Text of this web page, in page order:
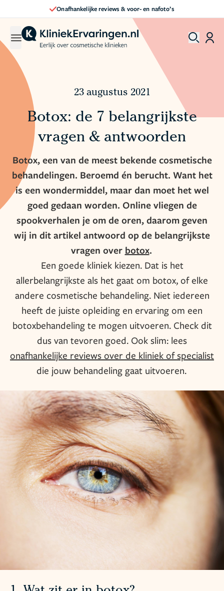
Direct een afspraak maken
23 augustus 2021
Botox: de 7 belangrijkste
vragen & antwoorden
Botox, een van de meest bekende cosmetische
behandelingen. Beroemd én berucht. Want het
is een wondermiddel, maar dan moet het wel
goed gedaan worden. Online vliegen de
spookverhalen je om de oren, daarom geven
wij in dit artikel antwoord op de belangrijkste
vragen over botox.
Een goede kliniek kiezen. Dat is het
allerbelangrijkste als het gaat om botox, of elke
andere cosmetische behandeling. Niet iedereen
heeft de juiste opleiding en ervaring om een
botoxbehandeling te mogen uitvoeren. Check dit
dus van tevoren goed. Ook slim: lees
onafhankelijke reviews over de kliniek of specialist
die jouw behandeling gaat uitvoeren.